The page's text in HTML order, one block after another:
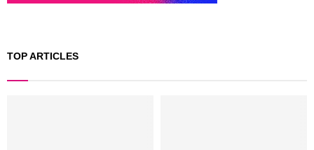
TOP ARTICLES